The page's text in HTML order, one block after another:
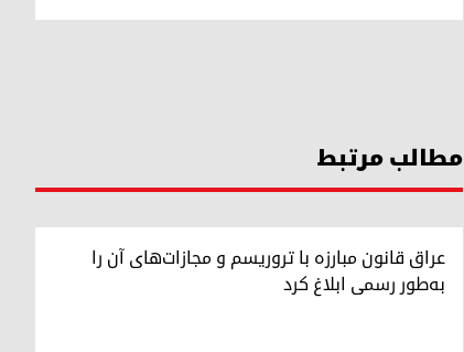
مطالب مرتبط
عراق قانون مبارزه با تروریسم و مجازات‌های آن را
به‌طور رسمی ابلاغ کرد